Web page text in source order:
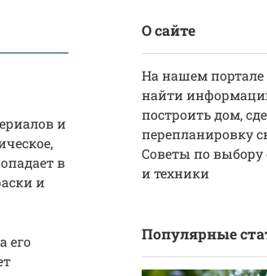
и
в
и
его
О сайте
На нашем
найти
построить дом,
перепланировку
Советы по выбору
и техники
Популярные